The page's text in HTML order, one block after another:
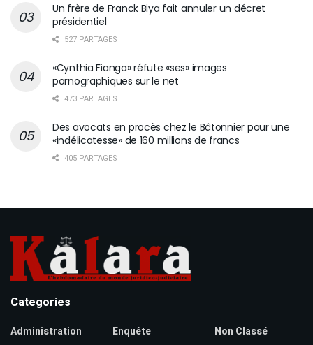
Un frère de Franck Biya fait annuler un décret
présidentiel
527 PARTAGES
«Cynthia Fianga» réfute «ses» images
pornographiques sur le net
473 PARTAGES
Des avocats en procès chez le Bâtonnier pour une
«indélicatesse» de 160 millions de francs
405 PARTAGES
Categories
Administration
Enquête
Non Classé